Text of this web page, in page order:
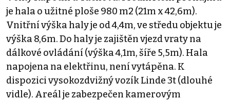
je hala o užitné ploše 980 m2 (21m x 42,6m).
Vnitřní výška haly je od 4,4m, ve středu objektu je
výška 8,6m. Do haly je zajištěn vjezd vraty na
dálkové ovládání (výška 4,1m, šíře 5,5m). Hala
napojena na elektřinu, není vytápěna. K
dispozici vysokozdvižný vozík Linde 3t (dlouhé
vidle). Areál je zabezpečen kamerovým